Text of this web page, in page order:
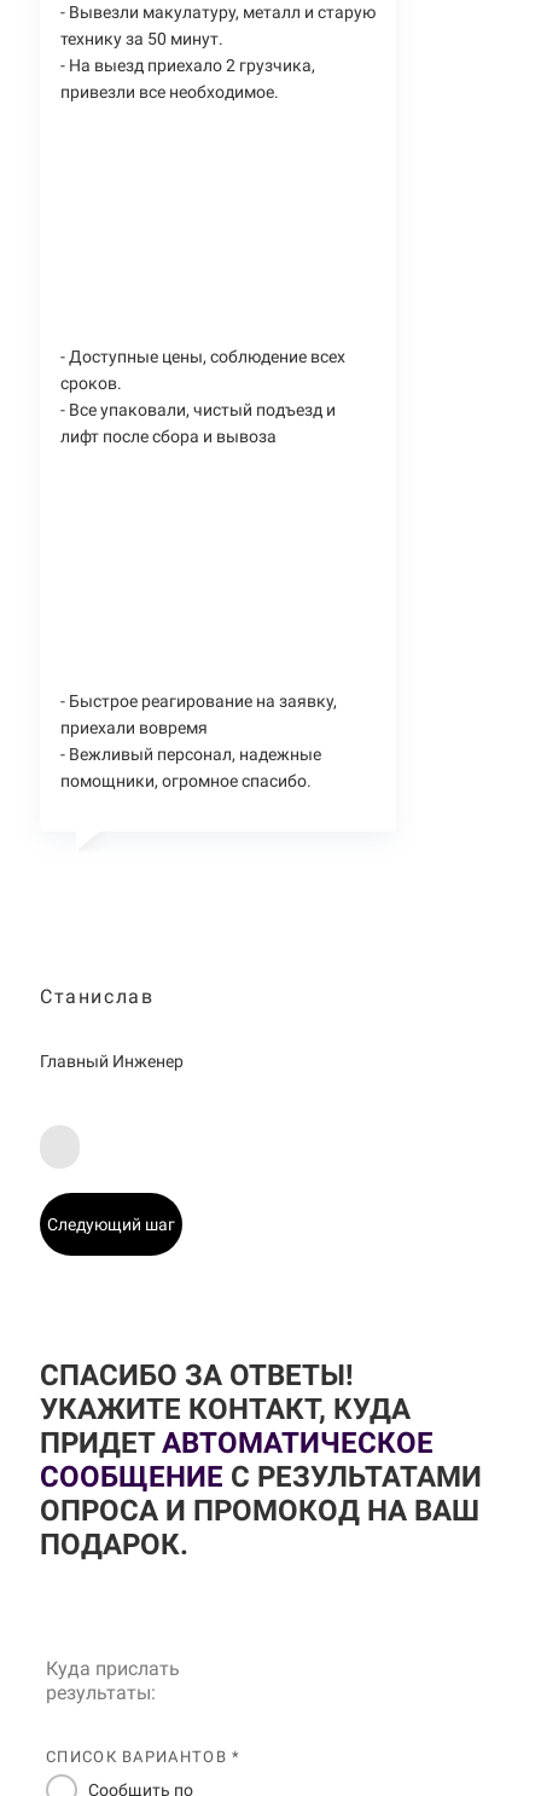
- Вывезли макулатуру, металл и старую
технику за 50 минут.
- На выезд приехало 2 грузчика,
привезли все необходимое.
- Доступные цены, соблюдение всех
сроков.
- Все упаковали, чистый подъезд и
лифт после сбора и вывоза
- Быстрое реагирование на заявку,
приехали вовремя
- Вежливый персонал, надежные
помощники, огромное спасибо.
Станислав
Главный Инженер
Следующий шаг
СПАСИБО ЗА ОТВЕТЫ!
УКАЖИТЕ КОНТАКТ, КУДА
ПРИДЕТАВТОМАТИЧЕСКОЕ
СООБЩЕНИЕ С РЕЗУЛЬТАТАМИ
ОПРОСА И ПРОМОКОД НА ВАШ
ПОДАРОК.
Куда прислать
результаты:
СПИСОК ВАРИАНТОВ *
Сообщить по